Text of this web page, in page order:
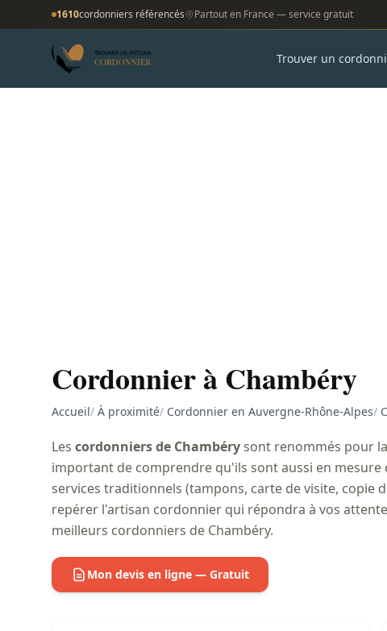
1610cordonniers référencés Partout en France — service gratuit
Trouver un
Cordonnier à Chambéry
Accueil/ À proximité/ Cordonnier en Auvergne-Rhône-Alpes/
Les cordonniers de Chambérysont renommés pour
important de comprendre qu'ils sont aussi en mesure
services traditionnels (tampons, carte de visite, copie
repérer l'artisan cordonnier qui répondra à vos
meilleurs cordonniers de Chambéry.
Mon devis en ligne — Gratuit